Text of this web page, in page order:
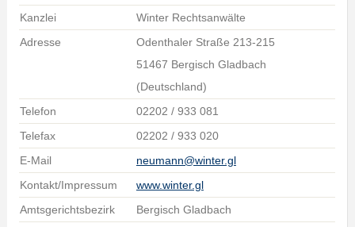
Kanzlei
Winter Rechtsanwälte
Adresse
Odenthaler Straße 213-215
51467 Bergisch Gladbach
(Deutschland)
Telefon
02202 / 933 081
Telefax
02202 / 933 020
E-Mail
neumann@winter.gl
Kontakt/Impressum
www.winter.gl
Amtsgerichtsbezirk
Bergisch Gladbach